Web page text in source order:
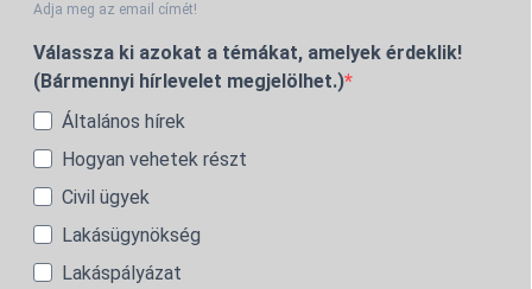
Adja meg az email címét!
Válassza ki azokat a témákat, amelyek érdeklik!
(Bármennyi hírlevelet megjelölhet.)
Általános hírek
Hogyan vehetek részt
Civil ügyek
Lakásügynökség
Lakáspályázat